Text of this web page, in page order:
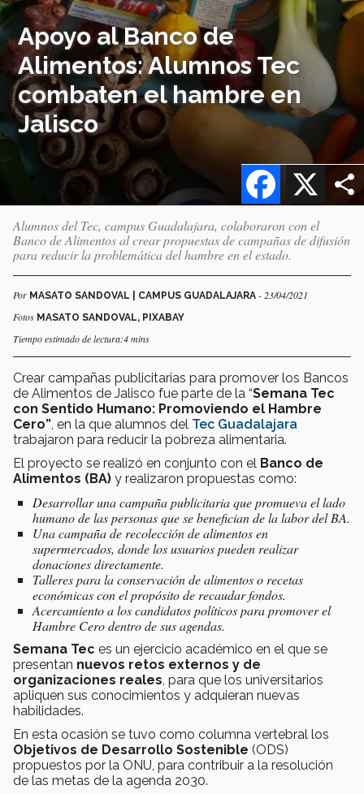
Apoyo al Banco de
Alimentos: Alumnos Tec
combaten el hambre en
Jalisco
X
Facebook
Alumnos del Tec, campus Guadalajara, colaboraron con el
Banco de Alimentos al crear propuestas de campañas de difusión
para reducir la problemática del hambre en el estado.
Por MASATO SANDOVAL | CAMPUS GUADALAJARA - 23/04/2021
Fotos MASATO SANDOVAL, PIXABAY
Tiempo estimado de lectura:4 mins
Crear campañas publicitarias para promover los Bancos
de Alimentos de Jalisco fue parte de la “Semana Tec
con Sentido Humano: Promoviendo el Hambre
Cero” , en la que alumnos del Tec Guadalajara
trabajaron para reducir la pobreza alimentaria.
El proyecto se realizó en conjunto con el Banco de
Alimentos (BA) y realizaron propuestas como:
Desarrollar una campaña publicitaria que promueva el lado
humano de las personas que se benefician de la labor del BA.
Una campaña de recolección de alimentos en
supermercados, donde los usuarios pueden realizar
donaciones directamente.
Talleres para la conservación de alimentos o recetas
económicas con el propósito de recaudar fondos.
Acercamiento a los candidatos políticos para promover el
Hambre Cero dentro de sus agendas.
Semana Tec es un ejercicio académico en el que se
presentan nuevos retos externos y de
organizaciones reales , para que los universitarios
apliquen sus conocimientos y adquieran nuevas
habilidades.
En esta ocasión se tuvo como columna vertebral los
Objetivos de Desarrollo Sostenible (ODS)
propuestos por la ONU, para contribuir a la resolución
de las metas de la agenda 2030.